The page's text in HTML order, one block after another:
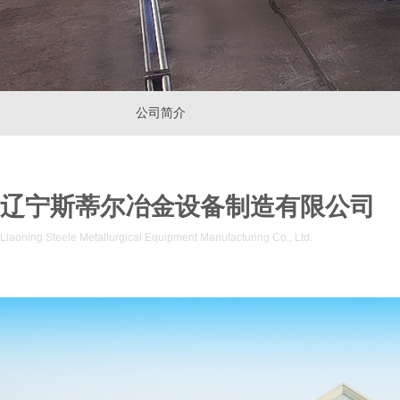
公司简介
辽宁斯蒂尔冶金设备制造有限公司
Liaoning Steele Metallurgical Equipment Manufacturing Co., Ltd.